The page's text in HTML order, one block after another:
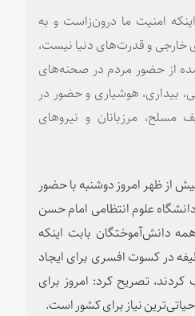
امنیت ما درون‌زاست و به
و قدرت‌های دنیا نیست،
از حضور مردم در صحنه‌های
بیداری، هوشیاری و حضور در
مسلح، مرزبانان و نیروهای
از ظهر امروز دوشنبه با حضور
علوم انتظامی امام حسن
دانش‌آموختگان بابت اینکه
در کسوت افسری برای ایجاد
تصریح کرد: امروز برای
نیاز برای کشور است.